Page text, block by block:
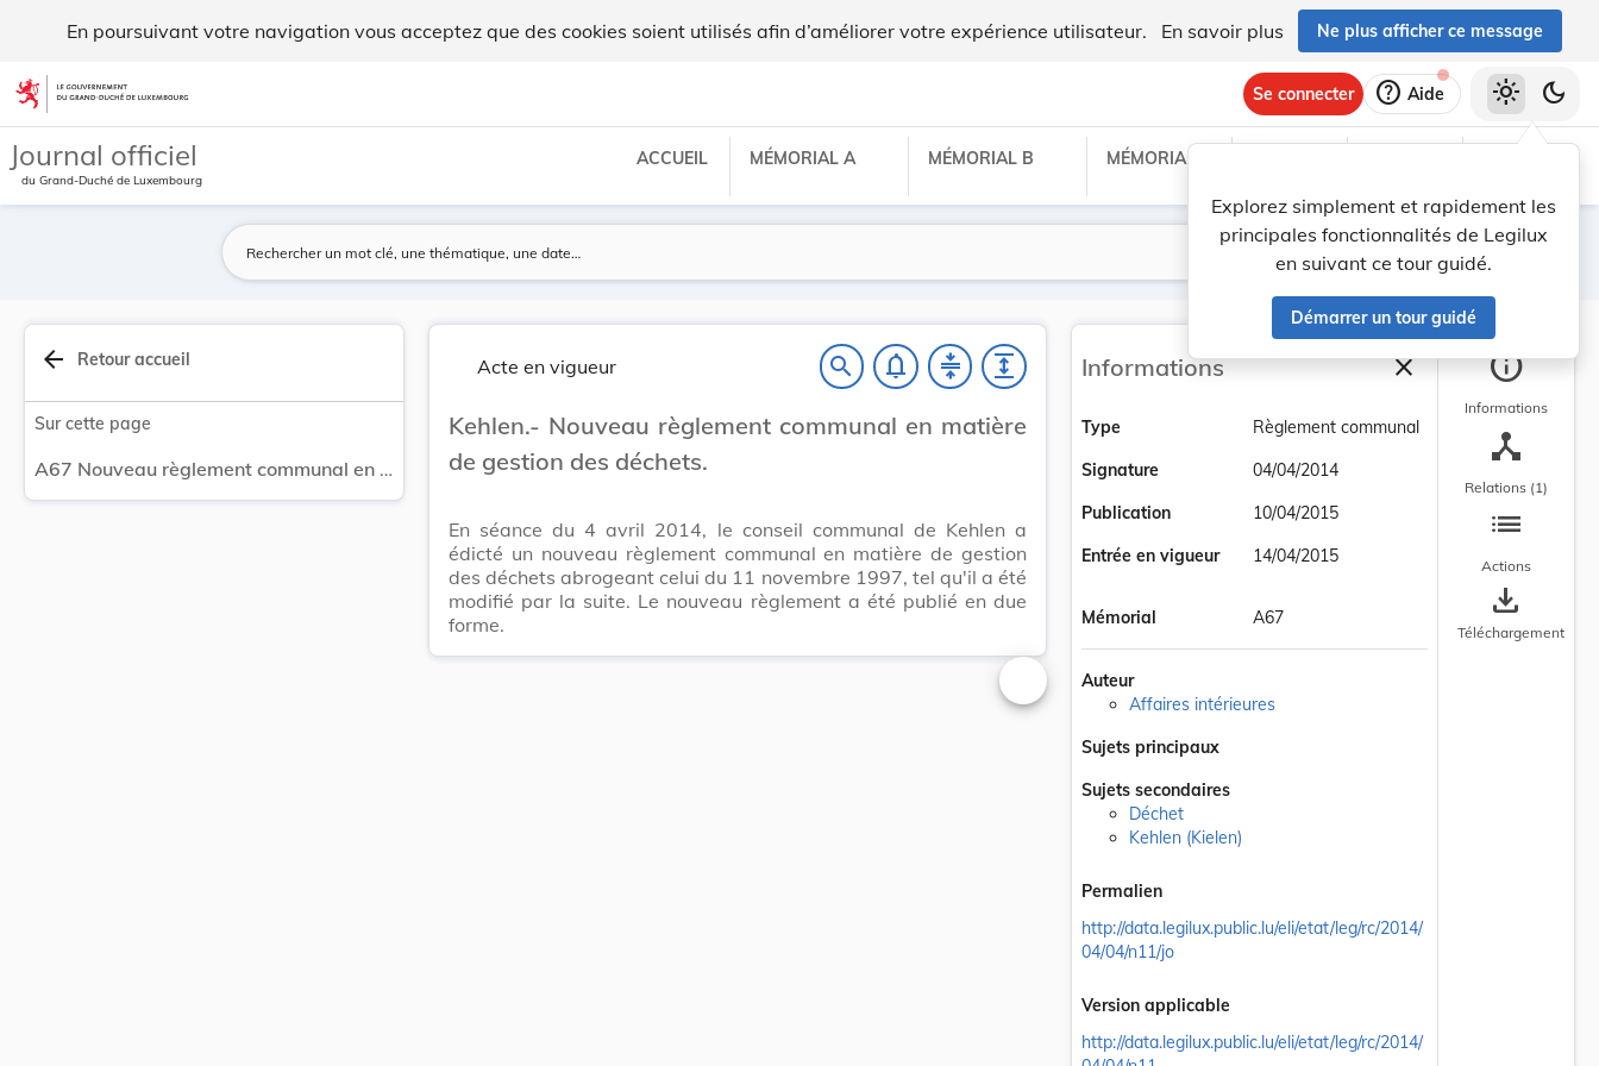
En poursuivant votre navigation vous acceptez que des cookies soient utilisés afin d’améliorer votre expérience utilisateur. En savoir plus Ne plus afficher ce message
Aller au contenu
Se connecter help Aide
Explorez simplement et rapidement les
principales fonctionnalités de Legilux
en suivant ce tour guidé.
Démarrer un tour guidé
light_mode dark_mode
Journal officiel
du Grand-Duché de Luxembourg
ACCUEIL MÉMORIAL A MÉMORIAL B MÉMORIAL C
Lancer la recherche
Filtres
arrow_back Retour accueil
Sur cette page
A67 Nouveau règlement communal en matière de gestion des déchets.
Acte en vigueur search notifications_none compress expand
Kehlen.- Nouveau règlement communal en matière
de gestion des déchets.
En séance du 4 avril 2014, le conseil communal de Kehlen a
édicté un nouveau règlement communal en matière de gestion
des déchets abrogeant celui du 11 novembre 1997, tel qu'il a été
modifié par la suite. Le nouveau règlement a été publié en due
forme.
Changer la taille du texte
Informations closeFermer la barre
Type
Règlement communal
Signature
04/04/2014
Publication
10/04/2015
Entrée en vigueur
14/04/2015
Mémorial A67
Auteur
Affaires intérieures
Sujets principaux
Sujets secondaires
Déchet
Kehlen (Kielen)
Permalien
http://data.legilux.public.lu/eli/etat/leg/rc/2014/
04/04/n11/jo
Version applicable
http://data.legilux.public.lu/eli/etat/leg/rc/2014/
info
Informations
device_hub
Relations (1)
list
Actions
save_alt
Téléchargement